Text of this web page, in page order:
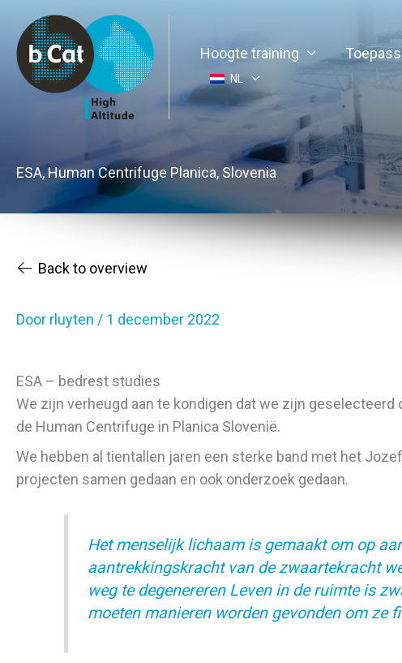
naar
inhoud
Hoogte training
NL
ESA, Human Centrifuge Planica, Slovenia
Back to overview
Door rluyten / 1 december 2022
ESA – bedrest studies
We zijn verheugd aan te kondigen dat we zijn
de Human Centrifuge in Planica Slovenië.
We hebben al tientallen jaren een sterke band met het
projecten samen gedaan en ook onderzoek gedaan.
Het menselijk lichaam is gemaakt om op
aantrekkingskracht van de zwaartekracht
weg te degenereren Leven in de ruimte is
moeten manieren worden gevonden om ze